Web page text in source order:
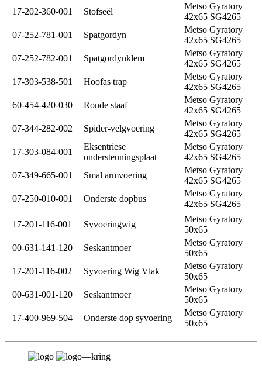
17-202-360-001 Stofseël
Metso Gyratory
42x65 SG4265
07-252-781-001
Spatgordyn
Metso Gyratory
42x65 SG4265
07-252-782-001
Spatgordynklem
Metso Gyratory
42x65 SG4265
17-303-538-501
Hoofas trap
Metso Gyratory
42x65 SG4265
60-454-420-030
Ronde staaf
Metso Gyratory
42x65 SG4265
07-344-282-002
Spider-velgvoering
Metso Gyratory
42x65 SG4265
17-303-084-001
Eksentriese
ondersteuningsplaat
Metso Gyratory
42x65 SG4265
07-349-665-001
Smal armvoering
Metso Gyratory
42x65 SG4265
07-250-010-001
Onderste dopbus
Metso Gyratory
42x65 SG4265
17-201-116-001 Syvoeringwig
Metso Gyratory
50x65
00-631-141-120
Seskantmoer
Metso Gyratory
50x65
17-201-116-002
Syvoering Wig Vlak
Metso Gyratory
50x65
00-631-001-120
Seskantmoer
Metso Gyratory
50x65
17-400-969-504
Onderste dop syvoering
Metso Gyratory
50x65